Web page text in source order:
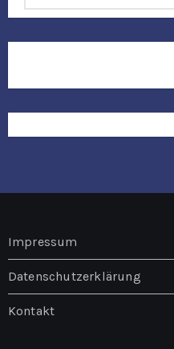
Impressum
Datenschutzerklärung
Kontakt